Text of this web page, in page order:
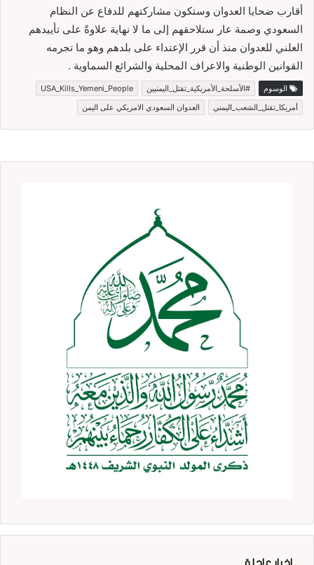
أقارب ضحايا العدوان وستكون مشاركتهم للدفاع عن النظام
السعودي وصمة عار ستلاحقهم إلى ما لا نهاية علاوةً على تأييدهم
العلني للعدوان منذ أن قرر الإعتداء على بلدهم وهو ما تجرمه
القوانين الوطنية والاعراف المحلية والشرائع السماوية .
الوسوم #الأسلحة_الأمريكية_تقتل_اليمنيين
USA_Kills_Yemeni_People
أمريكا_تقتل_الشعب_اليمني
العدوان السعودي الامريكي على اليمن